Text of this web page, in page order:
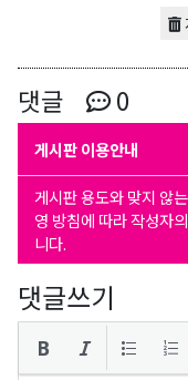
댓글 0
게시판 이용안내
게시판 용도와 맞지 않
영 방침에 따라 작성자
니다.
댓글쓰기